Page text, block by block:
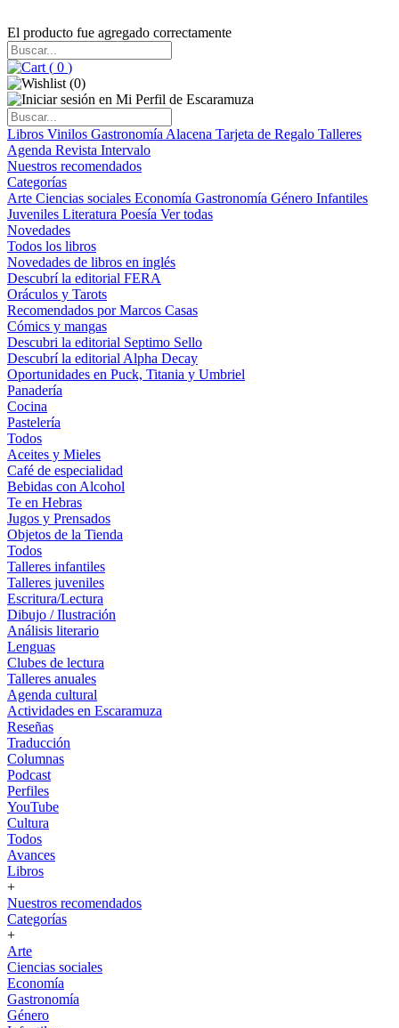
El producto fue agregado correctamente
( 0 )
(0)
Libros Vinilos Gastronomía Alacena Tarjeta de Regalo Talleres
Agenda Revista Intervalo
Nuestros recomendados
Categorías
Arte Ciencias sociales Economía Gastronomía Género Infantiles
Juveniles Literatura Poesía Ver todas
Novedades
Todos los libros
Novedades de libros en inglés
Descubrí la editorial FERA
Oráculos y Tarots
Recomendados por Marcos Casas
Cómics y mangas
Descubri la editorial Septimo Sello
Descubrí la editorial Alpha Decay
Oportunidades en Puck, Titania y Umbriel
Panadería
Cocina
Pastelería
Todos
Aceites y Mieles
Café de especialidad
Bebidas con Alcohol
Te en Hebras
Jugos y Prensados
Objetos de la Tienda
Todos
Talleres infantiles
Talleres juveniles
Escritura/Lectura
Dibujo / Ilustración
Análisis literario
Lenguas
Clubes de lectura
Talleres anuales
Agenda cultural
Actividades en Escaramuza
Reseñas
Traducción
Columnas
Podcast
Perfiles
YouTube
Cultura
Todos
Avances
Libros
+
Nuestros recomendados
Categorías
+
Arte
Ciencias sociales
Economía
Gastronomía
Género